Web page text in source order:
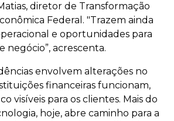
diretor de Transformação
Federal. "Trazem ainda
e oportunidades para
negócio”, acrescenta.
envolvem alterações no
financeiras funcionam,
visíveis para os clientes. Mais do
hoje, abre caminho para a